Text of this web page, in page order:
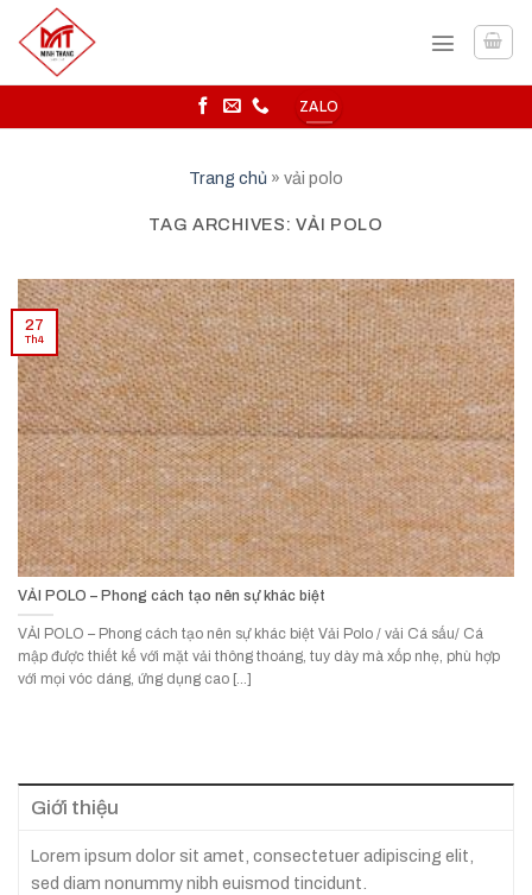
content
ZALO
Trang chủ » vải polo
TAG ARCHIVES:VẢI POLO
VẢI POLO – Phong cách tạo nên sự khác biệt
VẢI POLO – Phong cách tạo nên sự khác biệt Vải Polo / vải Cá sấu/ Cá
mập được thiết kế với mặt vải thông thoáng, tuy dày mà xốp nhẹ, phù hợp
với mọi vóc dáng, ứng dụng cao [...]
27
Th4
Giới thiệu
Lorem ipsum dolor sit amet, consectetuer adipiscing elit,
sed diam nonummy nibh euismod tincidunt.